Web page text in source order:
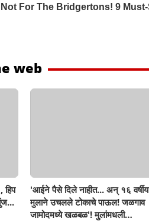
web
हिप
'आईने पैसे दिले नाहीत... अन् १६ वर्षीय
मुलाने उचलले टोकाचे पाऊल! जळगाव
जामोदमध्ये खळबळ'! मुलांमधली